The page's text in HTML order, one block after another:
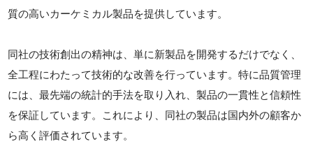
質の高いカーケミカル製品を提供しています。
同社の技術創出の精神は、単に新製品を開発するだけでなく、
全工程にわたって技術的な改善を行っています。特に品質管理
には、最先端の統計的手法を取り入れ、製品の一貫性と信頼性
を保証しています。これにより、同社の製品は国内外の顧客か
ら高く評価されています。